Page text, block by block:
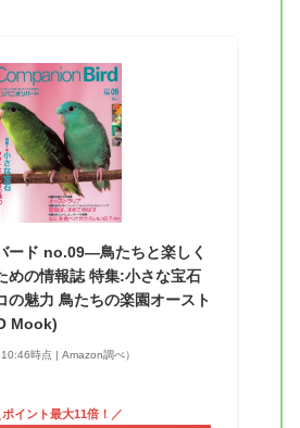
ード no.09―鳥たちと楽しく
めの情報誌 特集:小さな宝石
の魅力 鳥たちの楽園オースト
Mook)
時点 | Amazon調べ）
ポイント最大11倍！／